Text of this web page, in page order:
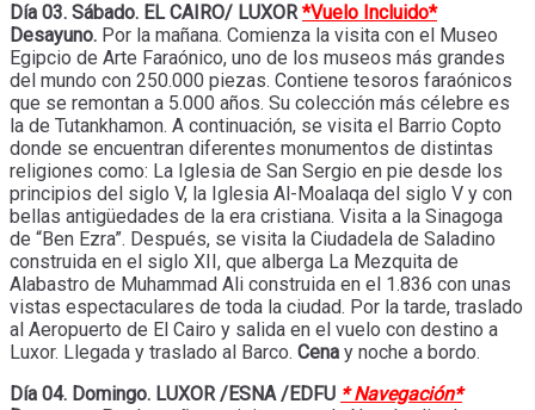
Día 03. Sábado. EL CAIRO/ LUXOR*Vuelo Incluido*
Desayuno. Por la mañana. Comienza la visita con el Museo
Egipcio de Arte Faraónico, uno de los museos más grandes
del mundo con 250.000 piezas. Contiene tesoros faraónicos
que se remontan a 5.000 años. Su colección más célebre es
la de Tutankhamon. A continuación, se visita el Barrio Copto
donde se encuentran diferentes monumentos de distintas
religiones como: La Iglesia de San Sergio en pie desde los
principios del siglo V, la Iglesia Al-Moalaqa del siglo V y con
bellas antigüedades de la era cristiana. Visita a la Sinagoga
de “Ben Ezra”. Después, se visita la Ciudadela de Saladino
construida en el siglo XII, que alberga La Mezquita de
Alabastro de Muhammad Ali construida en el 1.836 con unas
vistas espectaculares de toda la ciudad. Por la tarde, traslado
al Aeropuerto de El Cairo y salida en el vuelo con destino a
Luxor. Llegada y traslado al Barco. Cena y noche a bordo.
Día 04. Domingo. LUXOR /ESNA /EDFU * Navegación*